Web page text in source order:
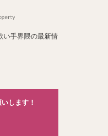
い手界隈の最新情
します！